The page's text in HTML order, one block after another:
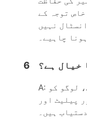
توجہ کے
نہیں
ہونا چاہیے۔
6 خیال ہے؟
A: پیئ فلموں کے ساتھ دونوں اطراف، لوگو کو
پیلیٹ اور
ہیں۔